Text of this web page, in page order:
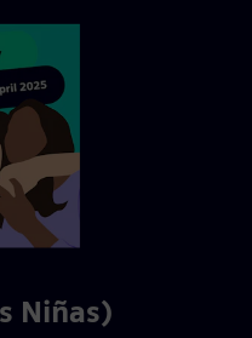
Niñas)